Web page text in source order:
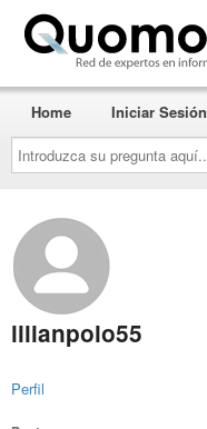
Introduzca
su
pregunta
aquí...
Home Iniciar Sesión
lilianpolo55
Perfil